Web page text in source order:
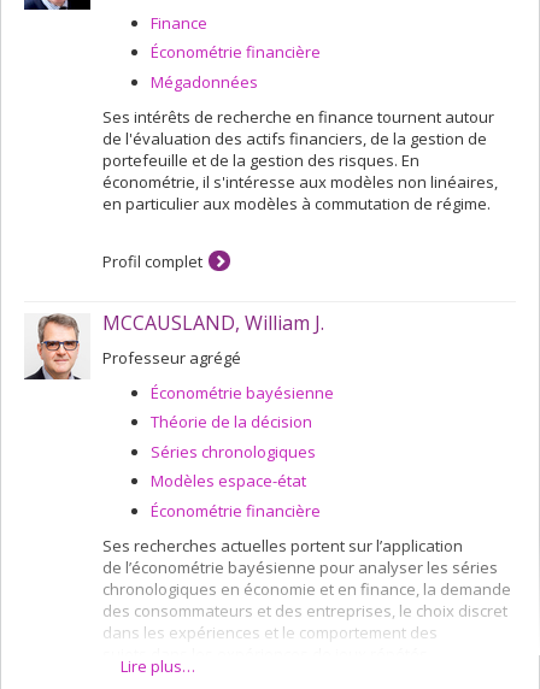
modèles incluant un grand nombre de prédicteurs.
Elle est co-rédactrice deJournal of Financial Econometrics
et rédactrice associée de
Econometrics Journal
Journal of Business & Economic
StatisticsetJournal of Econometrics.
Finance
Économétrie financière
Mégadonnées
Ses intérêts de recherche en finance tournent autour
de l'évaluation des actifs financiers, de la gestion de
portefeuille et de la gestion des risques. En
économétrie, il s'intéresse aux modèles non linéaires,
en particulier aux modèles à commutation de régime.
Profil complet
MCCAUSLAND, William J.
Professeur agrégé
Économétrie bayésienne
Théorie de la décision
Séries chronologiques
Modèles espace-état
Économétrie financière
Ses recherches actuelles portent sur l’application
de l’économétrie bayésienne pour analyser les séries
chronologiques en économie et en finance, la demande
des consommateurs et des entreprises, le choix discret
dans les expériences et le comportement des
Lire plus…